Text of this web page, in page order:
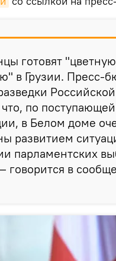
готовят "цветную
в Грузии. Пресс-
по поступающей
в Белом доме
развитием
парламентских
говорится в